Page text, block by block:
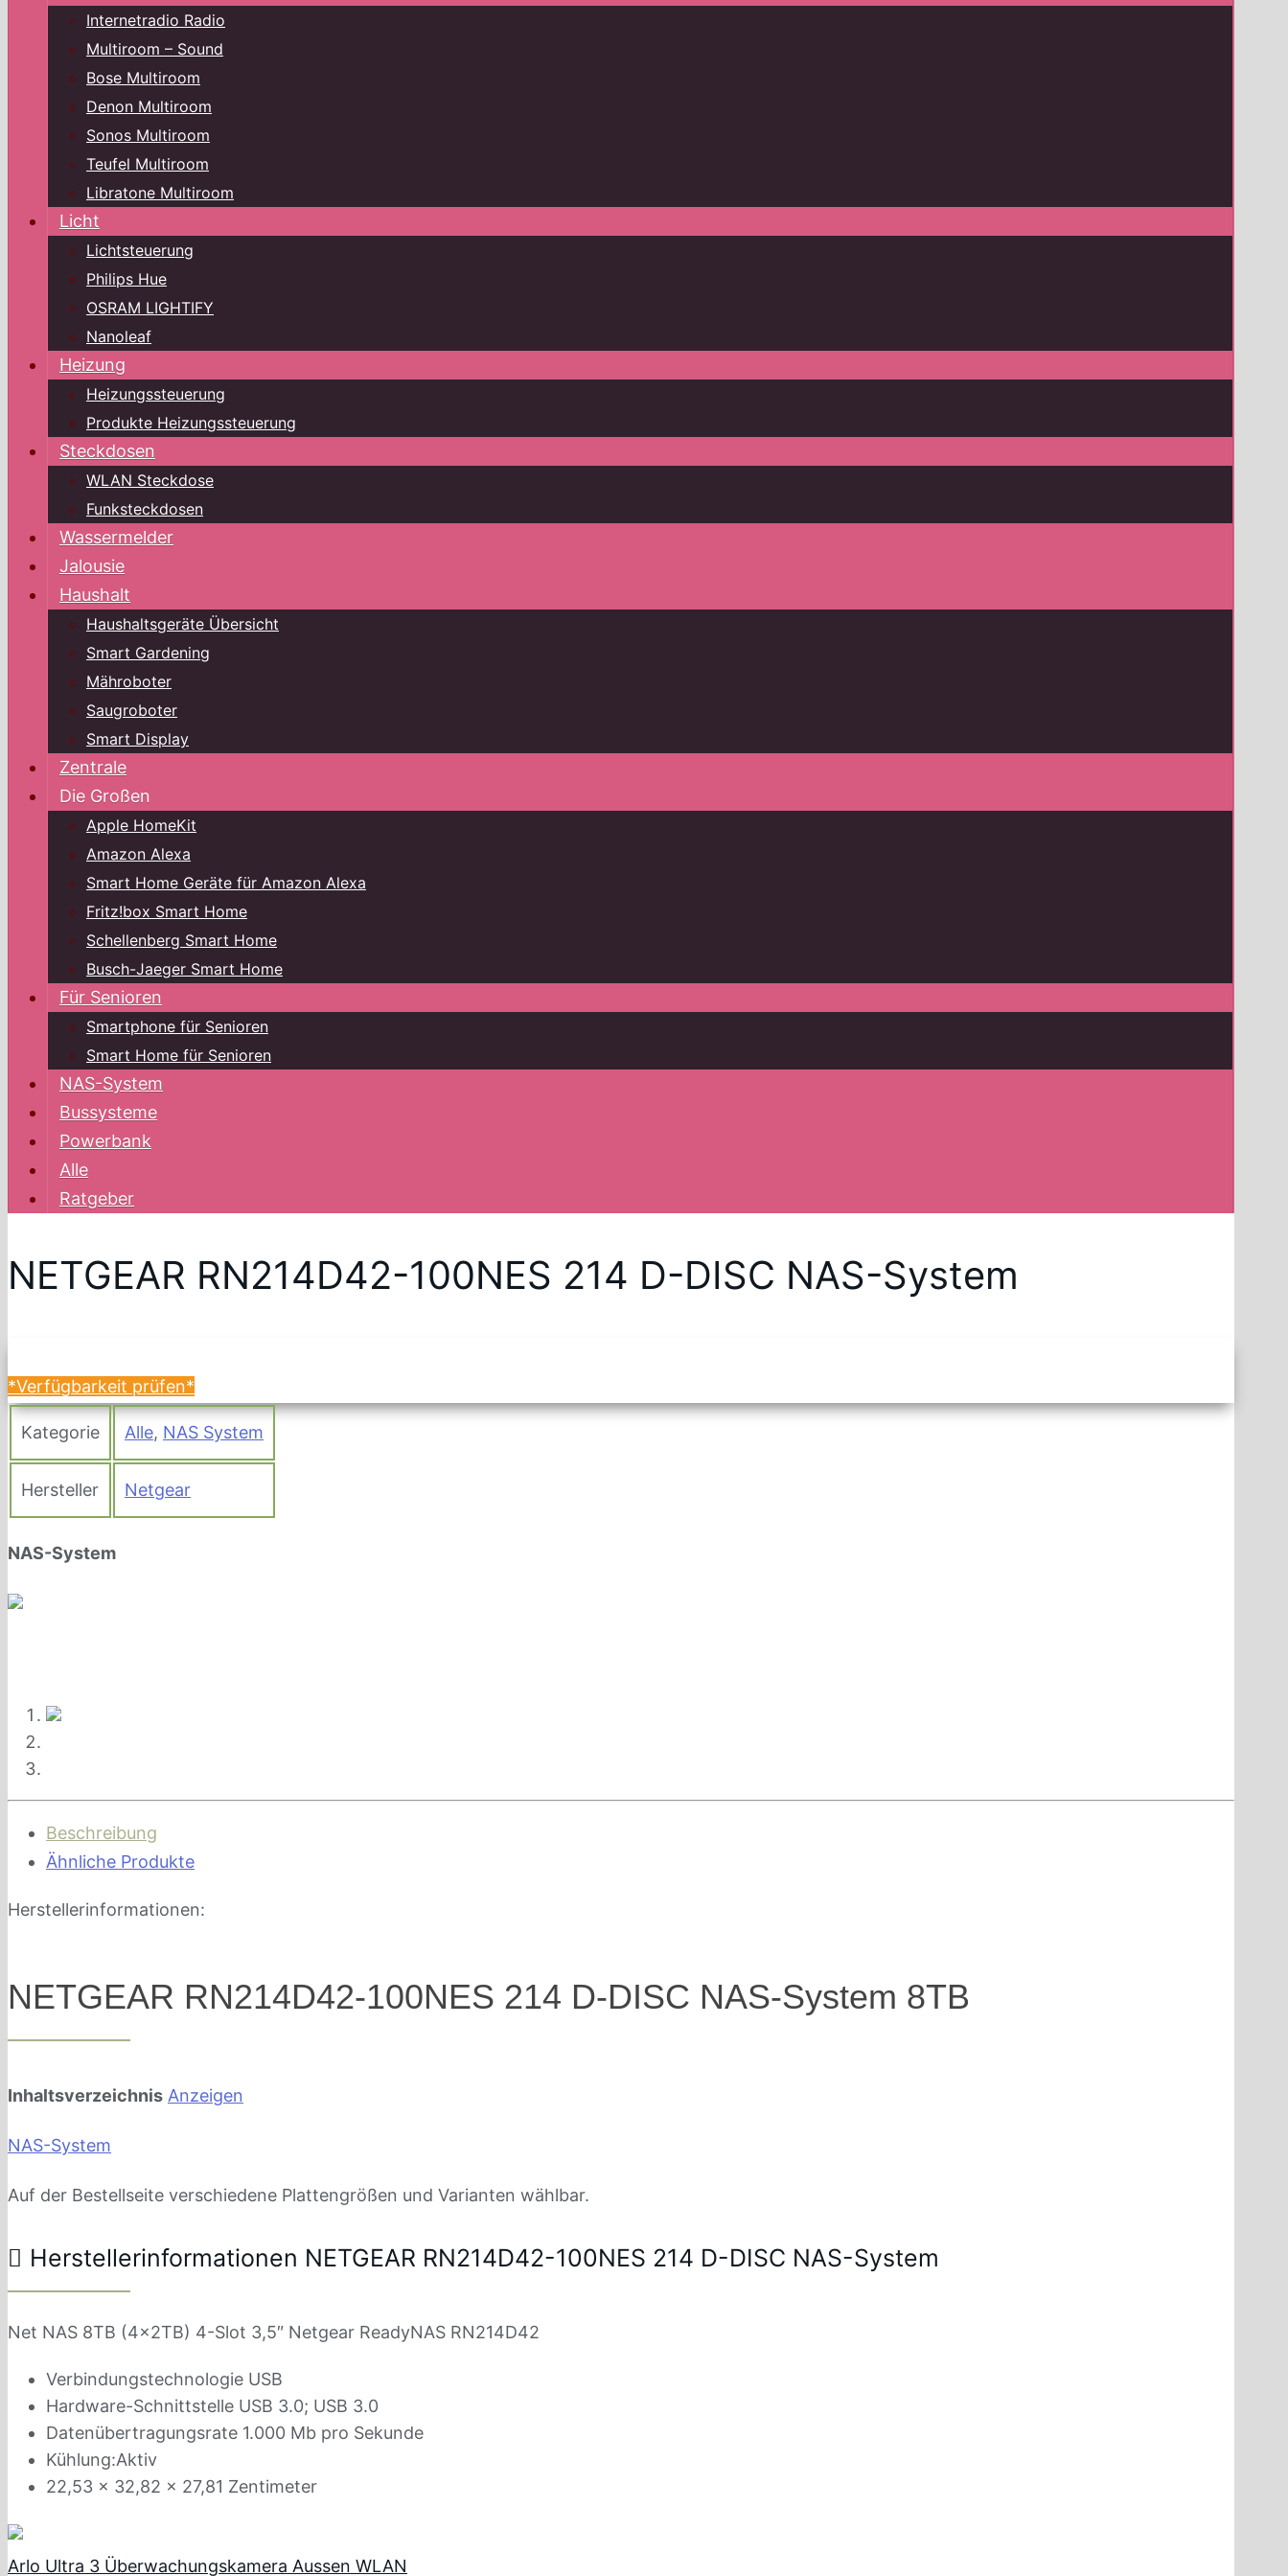
Internetradio Radio
Multiroom – Sound
Bose Multiroom
Denon Multiroom
Sonos Multiroom
Teufel Multiroom
Libratone Multiroom
Licht
Lichtsteuerung
Philips Hue
OSRAM LIGHTIFY
Nanoleaf
Heizung
Heizungssteuerung
Produkte Heizungssteuerung
Steckdosen
WLAN Steckdose
Funksteckdosen
Wassermelder
Jalousie
Haushalt
Haushaltsgeräte Übersicht
Smart Gardening
Mähroboter
Saugroboter
Smart Display
Zentrale
Die Großen
Apple HomeKit
Amazon Alexa
Smart Home Geräte für Amazon Alexa
Fritz!box Smart Home
Schellenberg Smart Home
Busch-Jaeger Smart Home
Für Senioren
Smartphone für Senioren
Smart Home für Senioren
NAS-System
Bussysteme
Powerbank
Alle
Ratgeber
NETGEAR RN214D42-100NES 214 D-DISC NAS-System
*Verfügbarkeit prüfen*
Kategorie Alle, NAS System
Hersteller Netgear
NAS-System
Beschreibung
Ähnliche Produkte
Herstellerinformationen:
NETGEAR RN214D42-100NES 214 D-DISC NAS-System 8TB
Inhaltsverzeichnis Anzeigen
NAS-System
Auf der Bestellseite verschiedene Plattengrößen und Varianten wählbar.
Herstellerinformationen NETGEAR RN214D42-100NES 214 D-DISC NAS-System
Net NAS 8TB (4x2TB) 4-Slot 3,5″ Netgear ReadyNAS RN214D42
Verbindungstechnologie USB
Hardware-Schnittstelle USB 3.0; USB 3.0
Datenübertragungsrate 1.000 Mb pro Sekunde
Kühlung:Aktiv
22,53 x 32,82 x 27,81 Zentimeter
Arlo Ultra 3 Überwachungskamera Aussen WLAN